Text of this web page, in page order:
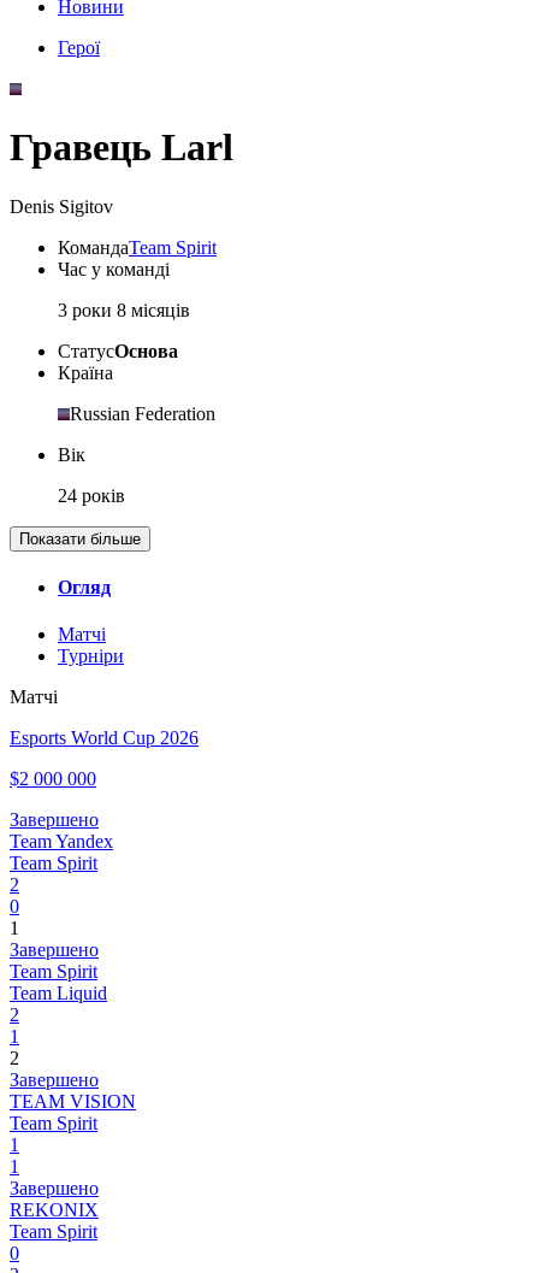
Новини
Герої
Гравець Larl
Denis Sigitov
КомандаTeam Spirit
Час у команді
3 роки 8 місяців
СтатусОснова
Країна
Russian Federation
Вік
24 років
Показати більше
Огляд
Матчі
Турніри
Матчі
Esports World Cup 2026
$2 000 000
Завершено
Team Yandex
Team Spirit
2
0
1
Завершено
Team Spirit
Team Liquid
2
1
2
Завершено
TEAM VISION
Team Spirit
1
1
Завершено
REKONIX
Team Spirit
0